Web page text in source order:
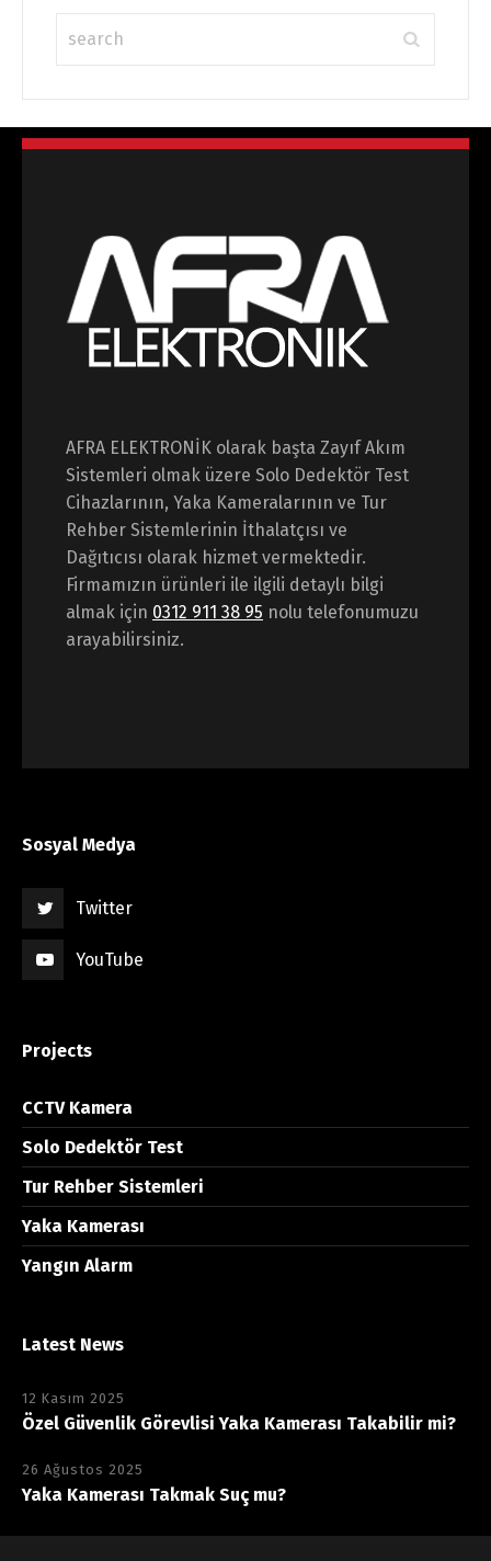
AFRA ELEKTRONİK olarak başta Zayıf Akım
Sistemleri olmak üzere Solo Dedektör Test
Cihazlarının, Yaka Kameralarının ve Tur
Rehber Sistemlerinin İthalatçısı ve
Dağıtıcısı olarak hizmet vermektedir.
Firmamızın ürünleri ile ilgili detaylı bilgi
almak için 0312 911 38 95 nolu telefonumuzu
arayabilirsiniz.
Sosyal Medya
Twitter
YouTube
Projects
CCTV Kamera
Solo Dedektör Test
Tur Rehber Sistemleri
Yaka Kamerası
Yangın Alarm
Latest News
12 Kasım 2025
Özel Güvenlik Görevlisi Yaka Kamerası Takabilir mi?
26 Ağustos 2025
Yaka Kamerası Takmak Suç mu?